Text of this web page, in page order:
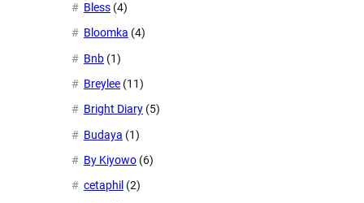
Bless (4)
Bloomka (4)
Bnb (1)
Breylee (11)
Bright Diary (5)
Budaya (1)
By Kiyowo (6)
cetaphil (2)